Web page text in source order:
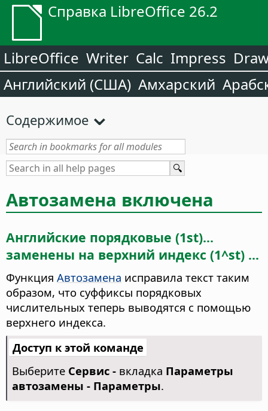
Справка LibreOffice 26.2
LibreOffice Writer Calc Impress
Английский (США) Амхарский
Содержимое
Автозамена включена
Английские порядковые (1st)...
заменены на верхний индекс (1^st) ...
Функция Автозамена исправила текст таким
образом, что суффиксы порядковых
числительных теперь выводятся с помощью
верхнего индекса.
Доступ к этой команде
Выберите Сервис - вкладка Параметры
автозамены - Параметры.